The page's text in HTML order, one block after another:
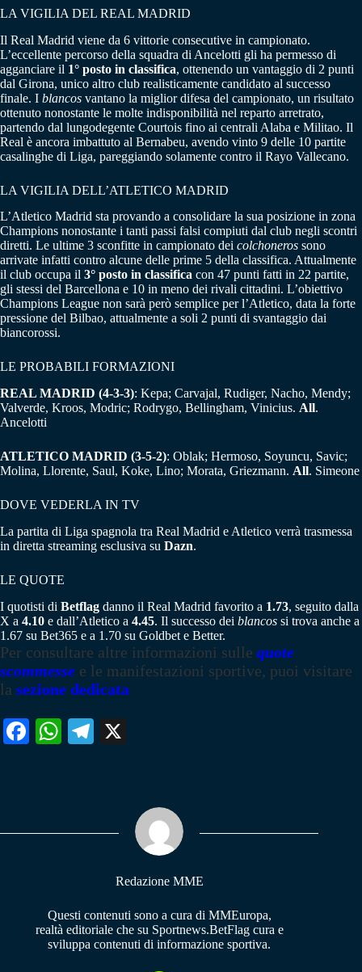
LA VIGILIA DEL REAL MADRID
Il Real Madrid viene da 6 vittorie consecutive in campionato.
L’eccellente percorso della squadra di Ancelotti gli ha permesso di
agganciare il 1° posto in classifica, ottenendo un vantaggio di 2 punti
dal Girona, unico altro club realisticamente candidato al successo
finale. I blancos vantano la miglior difesa del campionato, un risultato
ottenuto nonostante le molte indisponibilità nel reparto arretrato,
partendo dal lungodegente Courtois fino ai centrali Alaba e Militao. Il
Real è ancora imbattuto al Bernabeu, avendo vinto 9 delle 10 partite
casalinghe di Liga, pareggiando solamente contro il Rayo Vallecano.
LA VIGILIA DELL’ATLETICO MADRID
L’Atletico Madrid sta provando a consolidare la sua posizione in zona
Champions nonostante i tanti passi falsi compiuti dal club negli scontri
diretti. Le ultime 3 sconfitte in campionato dei colchoneros sono
arrivate infatti contro alcune delle prime 5 della classifica. Attualmente
il club occupa il 3° posto in classifica con 47 punti fatti in 22 partite,
gli stessi del Barcellona e 10 in meno dei rivali cittadini. L’obiettivo
Champions League non sarà però semplice per l’Atletico, data la forte
pressione del Bilbao, attualmente a soli 2 punti di svantaggio dai
biancorossi.
LE PROBABILI FORMAZIONI
REAL MADRID (4-3-3): Kepa; Carvajal, Rudiger, Nacho, Mendy;
Valverde, Kroos, Modric; Rodrygo, Bellingham, Vinicius. All.
Ancelotti
ATLETICO MADRID (3-5-2): Oblak; Hermoso, Soyuncu, Savic;
Molina, Llorente, Saul, Koke, Lino; Morata, Griezmann. All. Simeone
DOVE VEDERLA IN TV
La partita di Liga spagnola tra Real Madrid e Atletico verrà trasmessa
in diretta streaming esclusiva su Dazn.
LE QUOTE
I quotisti di Betflag danno il Real Madrid favorito a 1.73, seguito dalla
X a 4.10 e dall’Atletico a 4.45. Il successo dei blancos si trova anche a
1.67 su Bet365 e a 1.70 su Goldbet e Better.
Per consultare altre informazioni sulle quote
scommesse e le manifestazioni sportive, puoi visitare
la sezione dedicata
Fa W
pp
Te
m
Redazione MME
Questi contenuti sono a cura di MMEuropa,
realtà editoriale che su Sportnews.BetFlag cura e
sviluppa contenuti di informazione sportiva.